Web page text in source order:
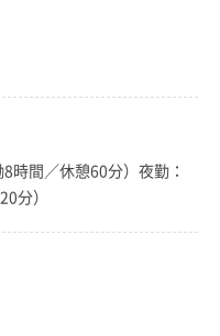
時間／休憩60分）夜勤：
分）